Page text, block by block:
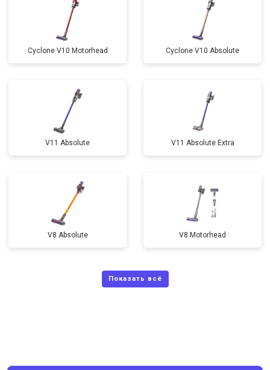
Cyclone V10 Motorhead Cyclone V10 Absolute
V11 Absolute V11 Absolute Extra
V8 Absolute V8 Motorhead